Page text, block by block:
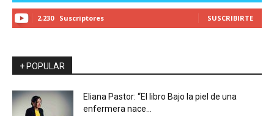
2,230 Suscriptores SUSCRIBIRTE
+ POPULAR
Eliana Pastor: “El libro Bajo la piel de una
enfermera nace...